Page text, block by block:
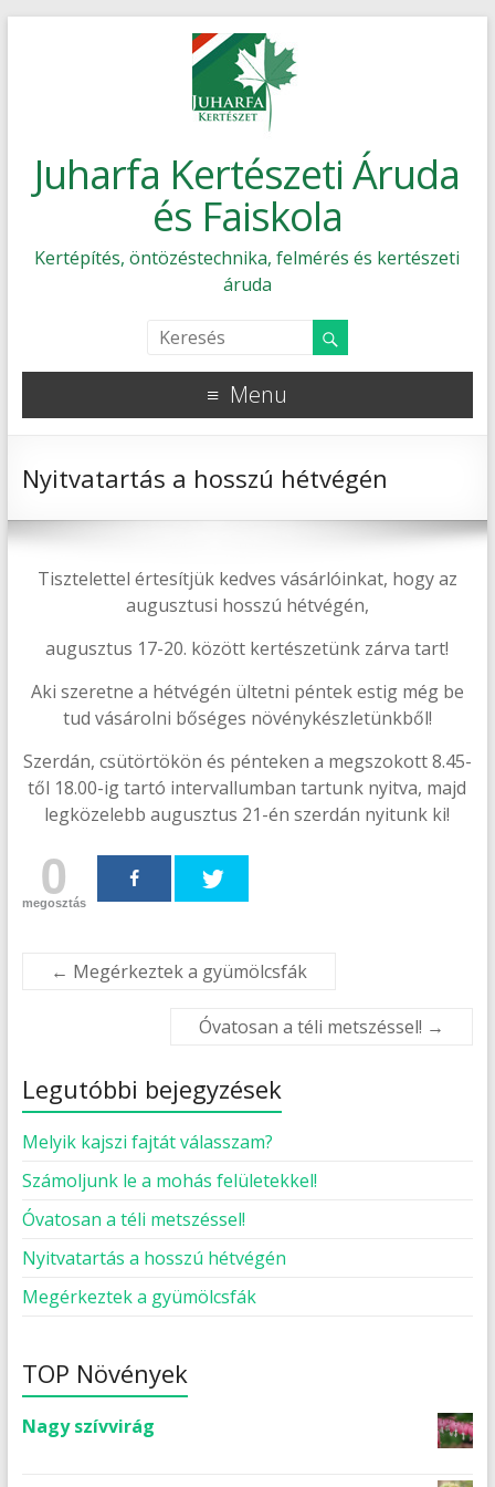
Juharfa Kertészeti Áruda
és Faiskola
Kertépítés, öntözéstechnika, felmérés és kertészeti
áruda
Menu
Nyitvatartás a hosszú hétvégén
Tisztelettel értesítjük kedves vásárlóinkat, hogy az
augusztusi hosszú hétvégén,
augusztus 17-20. között kertészetünk zárva tart!
Aki szeretne a hétvégén ültetni péntek estig még be
tud vásárolni bőséges növénykészletünkből!
Szerdán, csütörtökön és pénteken a megszokott 8.45-
től 18.00-ig tartó intervallumban tartunk nyitva, majd
legközelebb augusztus 21-én szerdán nyitunk ki!
0
megosztás
← Megérkeztek a gyümölcsfák
Óvatosan a téli metszéssel! →
Legutóbbi bejegyzések
Melyik kajszi fajtát válasszam?
Számoljunk le a mohás felületekkel!
Óvatosan a téli metszéssel!
Nyitvatartás a hosszú hétvégén
Megérkeztek a gyümölcsfák
TOP Növények
Nagy szívvirág